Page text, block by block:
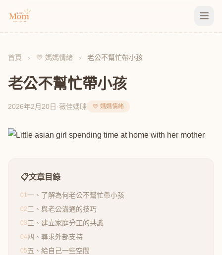
首頁 › 💛 媽媽情緒 › 老公不幫忙帶小孩
老公不幫忙帶小孩
2026年2月20日 ·薇佳媽咪 💛 媽媽情緒
📋文章目錄
01一、了解為何老公不幫忙帶小孩
02 二、與老公溝通的技巧
03三、建立家庭分工的共識
04 四、尋求外部支持
05五、給自己一些空間